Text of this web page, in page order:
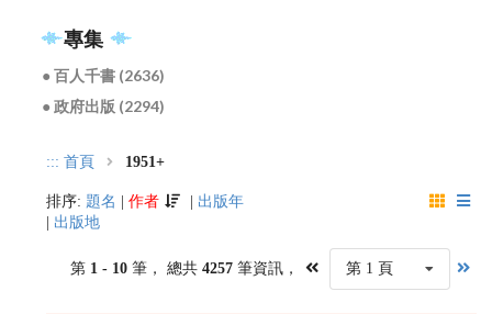
專集
● 百人千書 (2636)
● 政府出版 (2294)
::: 首頁 1951+
排序: 題名 作者
出版年
出版地
第 1 - 10 筆， 總共 4257筆資訊， 第 1 頁